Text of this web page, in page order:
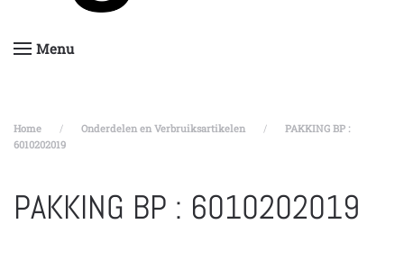
Menu
Home Onderdelen en Verbruiksartikelen
PAKKING BP :
6010202019
PAKKING BP : 6010202019